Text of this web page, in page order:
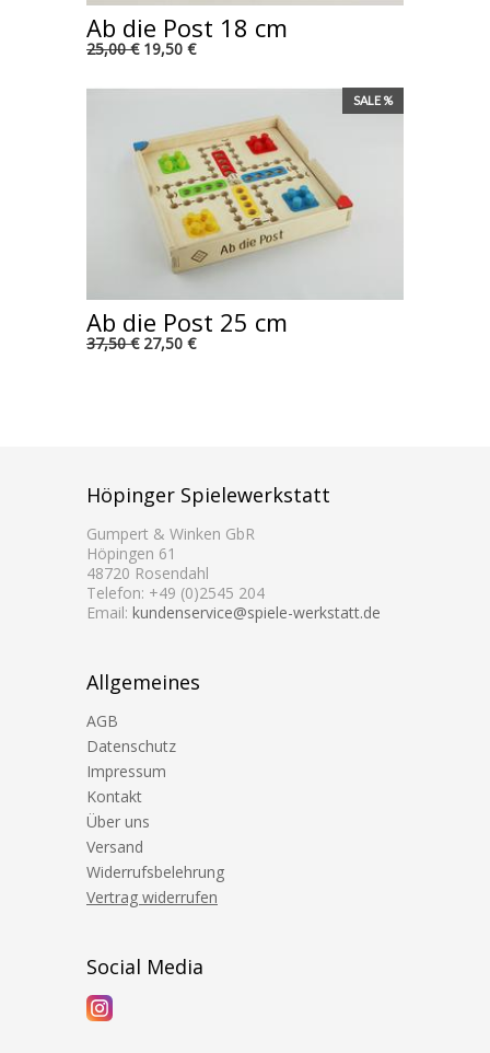
Ab die Post 18 cm
25,00 €19,50 €
SALE %
Ab die Post 25 cm
37,50 €27,50 €
Höpinger Spielewerkstatt
Gumpert & Winken GbR
Höpingen 61
48720 Rosendahl
Telefon: +49 (0)2545 204
Email: kundenservice@spiele-werkstatt.de
Allgemeines
AGB
Datenschutz
Impressum
Kontakt
Über uns
Versand
Widerrufsbelehrung
Vertrag widerrufen
Social Media